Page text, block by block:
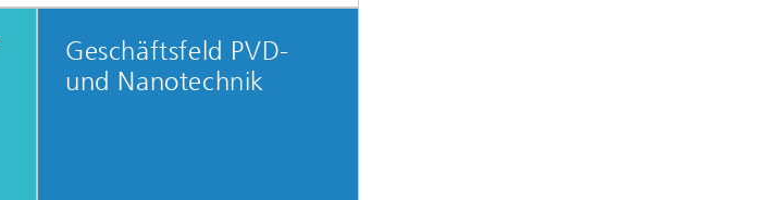
Geschäftsfeld PVD-
und Nanotechnik